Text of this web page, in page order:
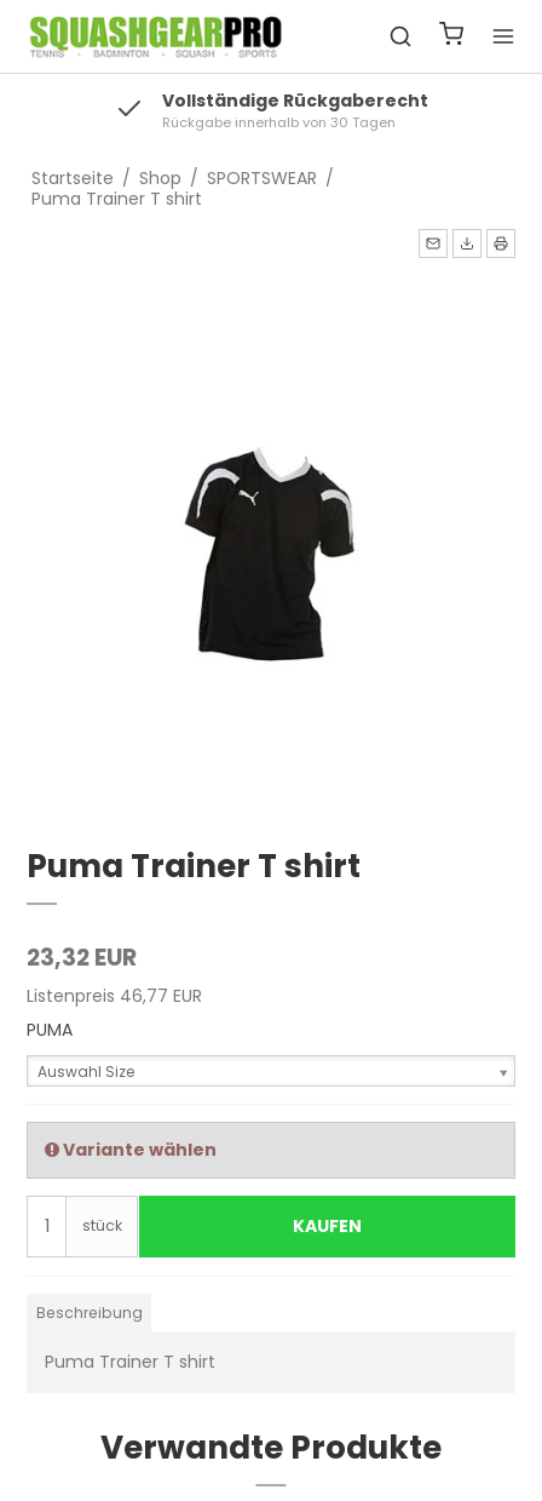
Vollständige Rückgaberecht
Rückgabe innerhalb von 30 Tagen
Startseite / Shop / SPORTSWEAR /
Puma Trainer T shirt
Puma Trainer T shirt
23,32 EUR
Listenpreis 46,77 EUR
PUMA
Auswahl Size
Variante wählen
stück KAUFEN
Beschreibung
Puma Trainer T shirt
Verwandte Produkte